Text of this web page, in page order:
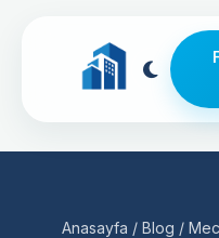
Anasayfa / Blog /